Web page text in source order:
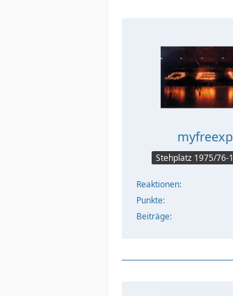
myfreexp
Reaktionen
Punkte
Beiträge